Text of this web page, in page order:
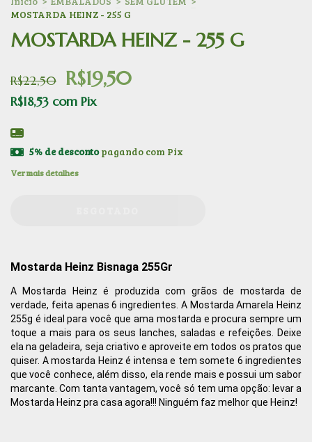
MOSTARDA HEINZ - 255 G
MOSTARDA HEINZ - 255 G
R$22,50 R$19,50
R$18,53 com Pix
5% de descontopagando com Pix
Ver mais detalhes
Mostarda Heinz Bisnaga 255Gr
A Mostarda Heinz é produzida com grãos de mostarda de
verdade, feita apenas 6 ingredientes. A Mostarda Amarela Heinz
255g é ideal para você que ama mostarda e procura sempre um
toque a mais para os seus lanches, saladas e refeições. Deixe
ela na geladeira, seja criativo e aproveite em todos os pratos que
quiser. A mostarda Heinz é intensa e tem somete 6 ingredientes
que você conhece, além disso, ela rende mais e possui um sabor
marcante. Com tanta vantagem, você só tem uma opção: levar a
Mostarda Heinz pra casa agora!!! Ninguém faz melhor que Heinz!